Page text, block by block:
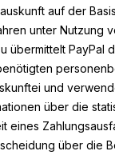
auf der
unter Nutzung
übermittelt PayPal
und
über die
eines
über die